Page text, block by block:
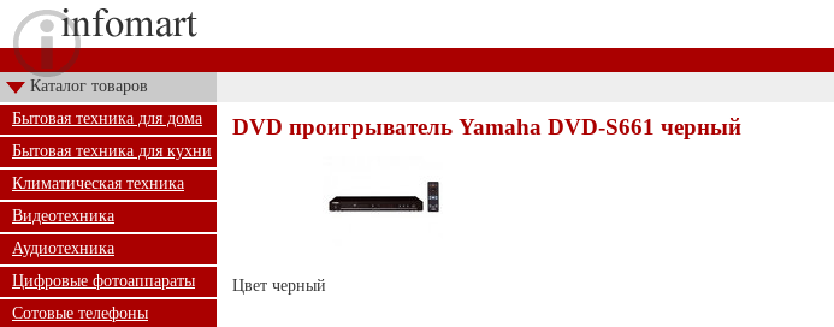
Каталог товаров
Бытовая техника для дома
Бытовая техника для кухни
Климатическая техника
Видеотехника
Аудиотехника
Цифровые фотоаппараты
Сотовые телефоны
DVD проигрыватель Yamaha DVD-S661 черный
Цвет черный